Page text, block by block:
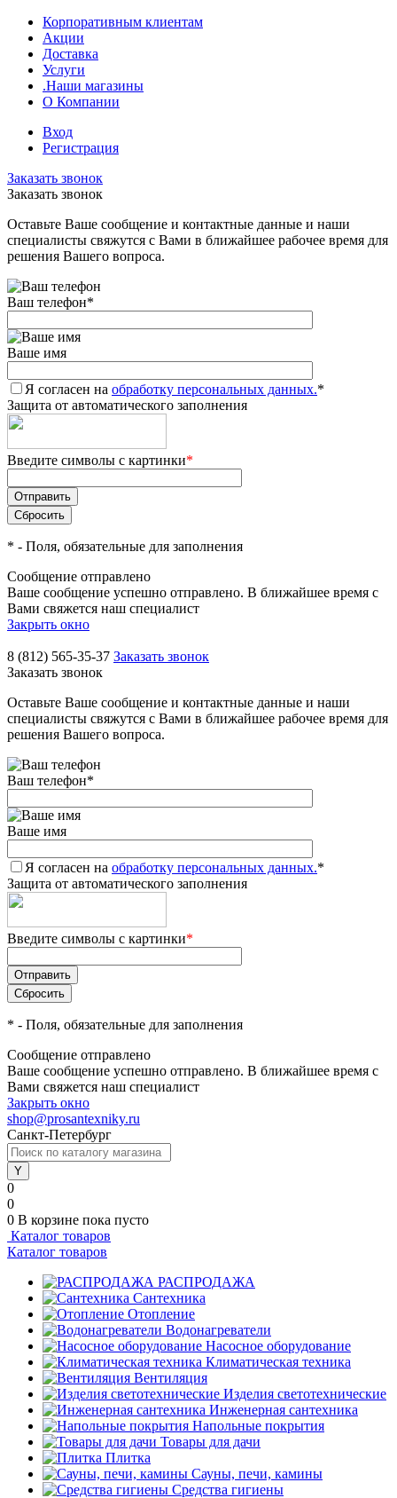
Корпоративным клиентам
Акции
Доставка
Услуги
.Наши магазины
О Компании
Вход
Регистрация
Заказать звонок
Заказать звонок
Оставьте Ваше сообщение и контактные данные и наши
специалисты свяжутся с Вами в ближайшее рабочее время для
решения Вашего вопроса.
Ваш телефон*
Ваше имя
Я согласен на обработку персональных данных.*
Защита от автоматического заполнения
Введите символы с картинки*
* - Поля, обязательные для заполнения
Сообщение отправлено
Ваше сообщение успешно отправлено. В ближайшее время с
Вами свяжется наш специалист
Закрыть окно
8 (812) 565-35-37 Заказать звонок
Заказать звонок
Оставьте Ваше сообщение и контактные данные и наши
специалисты свяжутся с Вами в ближайшее рабочее время для
решения Вашего вопроса.
Ваш телефон*
Ваше имя
Я согласен на обработку персональных данных.*
Защита от автоматического заполнения
Введите символы с картинки*
* - Поля, обязательные для заполнения
Сообщение отправлено
Ваше сообщение успешно отправлено. В ближайшее время с
Вами свяжется наш специалист
Закрыть окно
shop@prosantexniky.ru
Санкт-Петербург
0
0
0 В корзине пока пусто
Каталог товаров
Каталог товаров
РАСПРОДАЖА
Сантехника
Отопление
Водонагреватели
Насосное оборудование
Климатическая техника
Вентиляция
Изделия светотехнические
Инженерная сантехника
Напольные покрытия
Товары для дачи
Плитка
Сауны, печи, камины
Средства гигиены